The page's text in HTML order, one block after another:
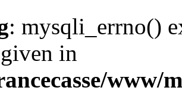
: mysqli_errno()
in
www/